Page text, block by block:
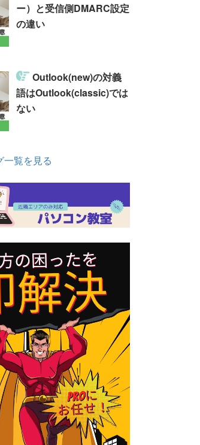
ー）と受信側DMARC設定
の違い
Outlook(new)の対義
語はOutlook(classic)では
ない
一覧を見る